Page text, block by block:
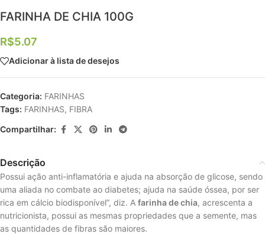
FARINHA DE CHIA 100G
R$5.07
Adicionar à lista de desejos
Categoria: FARINHAS
Tags: FARINHAS, FIBRA
Compartilhar:
Descrição
Possui ação anti-inflamatória e ajuda na absorção de glicose, sendo
uma aliada no combate ao diabetes; ajuda na saúde óssea, por ser
rica em cálcio biodisponível”, diz. A farinha de chia, acrescenta a
nutricionista, possui as mesmas propriedades que a semente, mas
as quantidades de fibras são maiores.